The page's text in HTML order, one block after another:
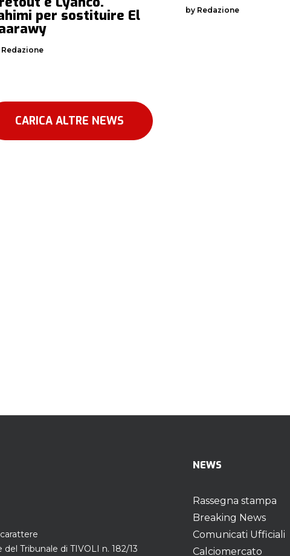
per sostituire El
Redazione
by Redazione
CARICA ALTRE NEWS
Tribunale di TIVOLI n. 182/13
NEWS
Rassegna stampa
Breaking News
Comunicati Ufficiali
Calciomercato